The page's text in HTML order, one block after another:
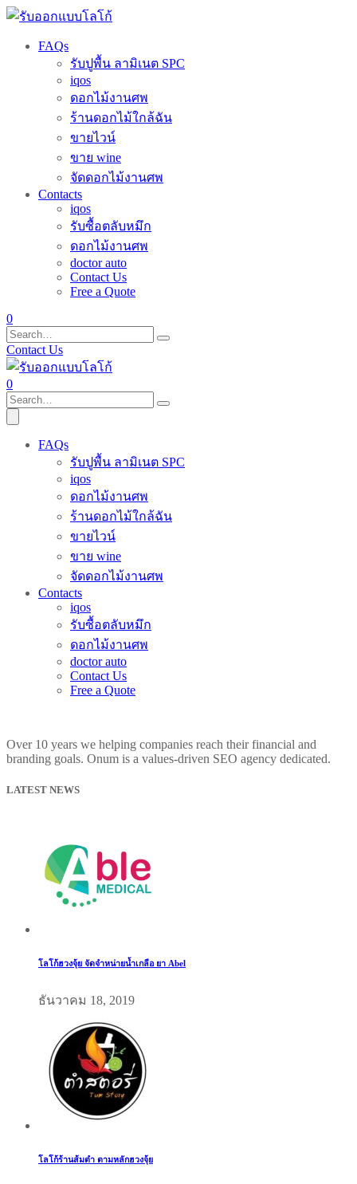
FAQs
รับปูพื้น ลามิเนต SPC
iqos
ดอกไม้งานศพ
ร้านดอกไม้ใกล้ฉัน
ขายไวน์
ขาย wine
จัดดอกไม้งานศพ
Contacts
iqos
รับซื้อตลับหมึก
ดอกไม้งานศพ
doctor auto
Contact Us
Free a Quote
0
Contact Us
0
FAQs
รับปูพื้น ลามิเนต SPC
iqos
ดอกไม้งานศพ
ร้านดอกไม้ใกล้ฉัน
ขายไวน์
ขาย wine
จัดดอกไม้งานศพ
Contacts
iqos
รับซื้อตลับหมึก
ดอกไม้งานศพ
doctor auto
Contact Us
Free a Quote
Over 10 years we helping companies reach their financial and
branding goals. Onum is a values-driven SEO agency dedicated.
LATEST NEWS
โลโก้ฮวงจุ้ย จัดจำหน่ายน้ำเกลือ ยา Abel
ธันวาคม 18, 2019
โลโก้ร้านส้มตำ ตามหลักฮวงจุ้ย